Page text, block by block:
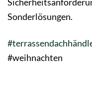
Sonderlösungen.
#weihnachten